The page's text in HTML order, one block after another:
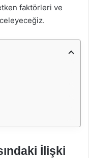
faktörleri ve
İlişki